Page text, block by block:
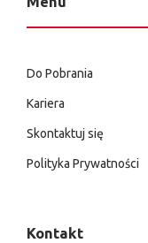
Do Pobrania
Kariera
Skontaktuj się
Polityka Prywatności
Kontakt